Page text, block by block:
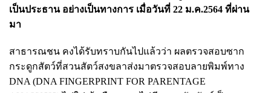
เป็นประธาน อย่างเป็นทางการ เมื่อวันที่ 22 ม.ค.2564 ที่ผ่าน
มา
สาธารณชน คงได้รับทราบกันไปแล้วว่า ผลตรวจสอบซาก
กระดูกสัตว์ที่สวนสัตว์สงขลาส่งมาตรวจสอบลายพิมพ์ทาง
DNA (DNA FINGERPRINT FOR PARENTAGE